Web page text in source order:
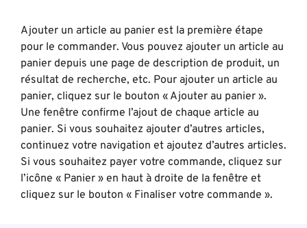
Ajouter un article au panier est la première étape
pour le commander. Vous pouvez ajouter un article au
panier depuis une page de description de produit, un
résultat de recherche, etc. Pour ajouter un article au
panier, cliquez sur le bouton « Ajouter au panier ».
Une fenêtre confirme l’ajout de chaque article au
panier. Si vous souhaitez ajouter d’autres articles,
continuez votre navigation et ajoutez d’autres articles.
Si vous souhaitez payer votre commande, cliquez sur
l’icône « Panier » en haut à droite de la fenêtre et
cliquez sur le bouton « Finaliser votre commande ».